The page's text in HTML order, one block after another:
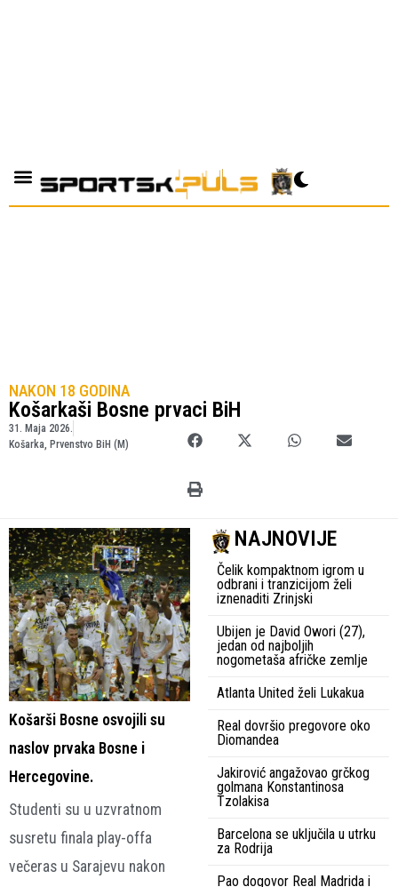
NAKON 18 GODINA
Košarkaši Bosne prvaci BiH
31. Maja 2026.
Košarka Prvenstvo BiH (M)
Košarši Bosne osvojili su
naslov prvaka Bosne i
Hercegovine.
Studenti su u uzvratnom
susretu finala play-offa
večeras u Sarajevu nakon
NAJNOVIJE
Čelik kompaktnom igrom u
odbrani i tranzicijom želi
iznenaditi Zrinjski
Ubijen je David Owori (27),
jedan od najboljih
nogometaša afričke zemlje
Atlanta United želi Lukakua
Real dovršio pregovore oko
Diomandea
Jakirović angažovao grčkog
golmana Konstantinosa
Tzolakisa
Barcelona se uključila u utrku
za Rodrija
Pao dogovor Real Madrida i